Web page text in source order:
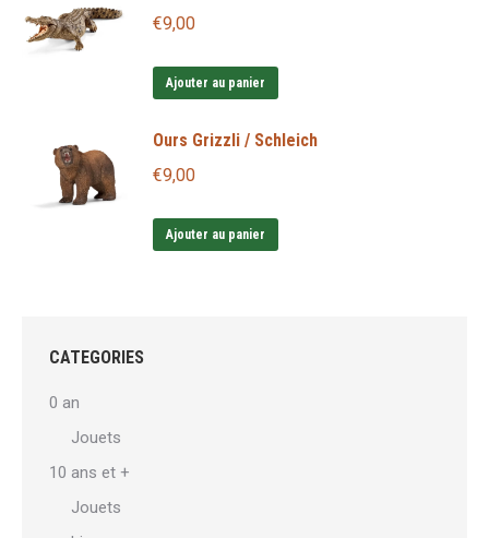
€9,00
Ajouter au panier
Ours Grizzli / Schleich
€9,00
Ajouter au panier
CATEGORIES
0 an
Jouets
10 ans et +
Jouets